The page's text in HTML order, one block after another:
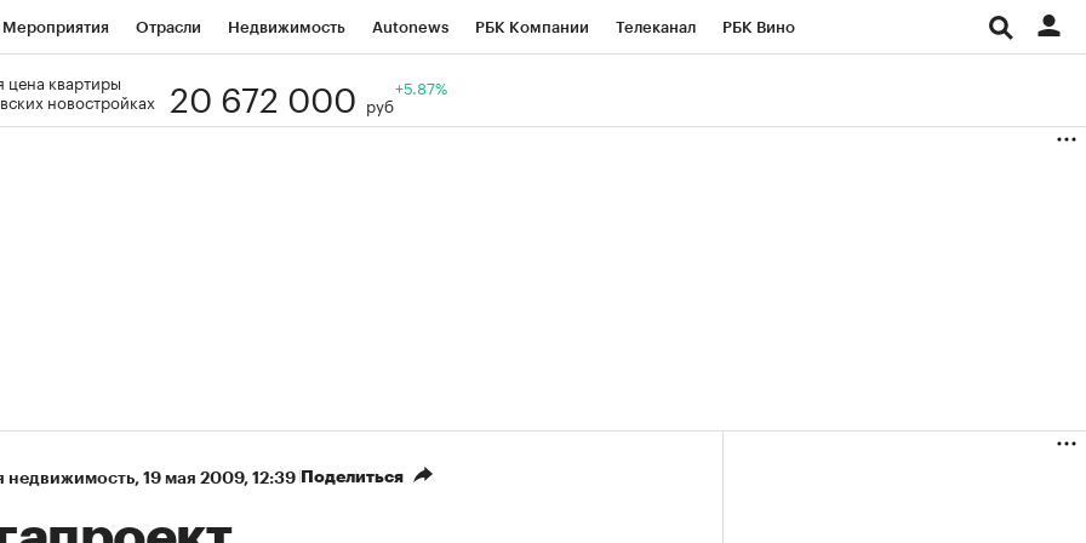
Мероприятия Отрасли Недвижимость Autonews РБК Компании Телеканал РБК Вино
Визионеры
цена квартиры
новостройках
20 672 000 руб
+5.87%
недвижимость⁠, 19 мая 2009, 12:39 Поделиться